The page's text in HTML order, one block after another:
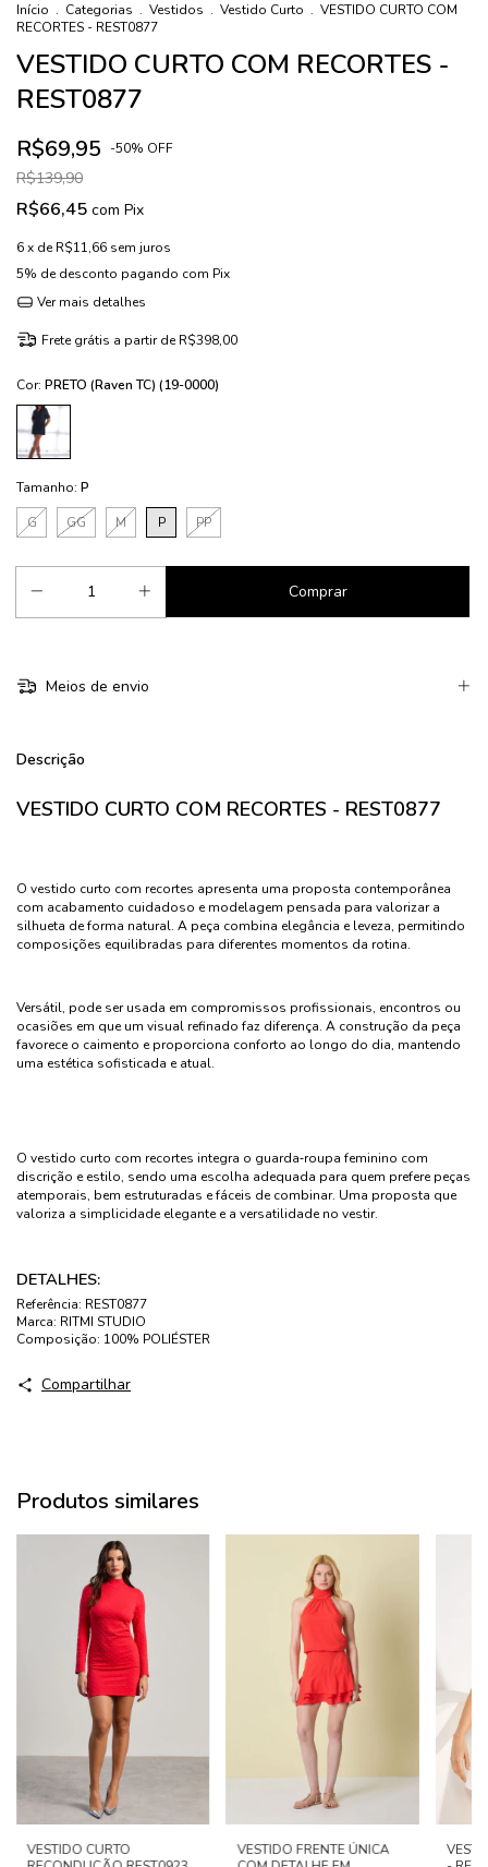
Início . Categorias . Vestidos . Vestido Curto . VESTIDO CURTO COM
RECORTES - REST0877
VESTIDO CURTO COM RECORTES -
REST0877
R$69,95 -50% OFF
R$139,90
R$66,45 com Pix
6x deR$11,66 sem juros
5% de desconto pagando com Pix
Ver mais detalhes
Frete grátis a partir deR$398,00
Cor: PRETO (Raven TC) (19-0000)
Tamanho: P
G
GG M P PP
Meios de envio
Descrição
VESTIDO CURTO COM RECORTES - REST0877
O vestido curto com recortes apresenta uma proposta contemporânea
com acabamento cuidadoso e modelagem pensada para valorizar a
silhueta de forma natural. A peça combina elegância e leveza, permitindo
composições equilibradas para diferentes momentos da rotina.
Versátil, pode ser usada em compromissos profissionais, encontros ou
ocasiões em que um visual refinado faz diferença. A construção da peça
favorece o caimento e proporciona conforto ao longo do dia, mantendo
uma estética sofisticada e atual.
O vestido curto com recortes integra o guarda‑roupa feminino com
discrição e estilo, sendo uma escolha adequada para quem prefere peças
atemporais, bem estruturadas e fáceis de combinar. Uma proposta que
valoriza a simplicidade elegante e a versatilidade no vestir.
DETALHES:
Referência: REST0877
Marca: RITMI STUDIO
Composição: 100% POLIÉSTER
Compartilhar
Produtos similares
VESTIDO CURTO
VESTIDO FRENTE ÚNICA